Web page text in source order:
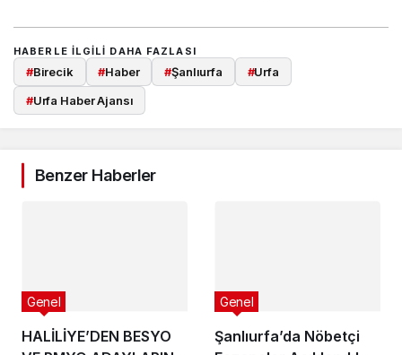
HABERLE ILGILI DAHA FAZLASI
#Birecik #Haber #Şanlıurfa #Urfa
#Urfa Haber Ajansı
Benzer Haberler
HALİLİYE’DEN BESYO
Genel
Şanlıurfa’da Nöbetçi
Genel